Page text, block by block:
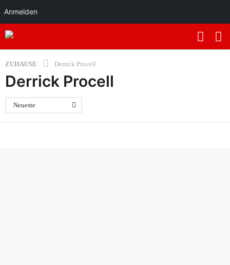
Anmelden
ZUHAUSE Derrick Procell
Derrick Procell
Neueste